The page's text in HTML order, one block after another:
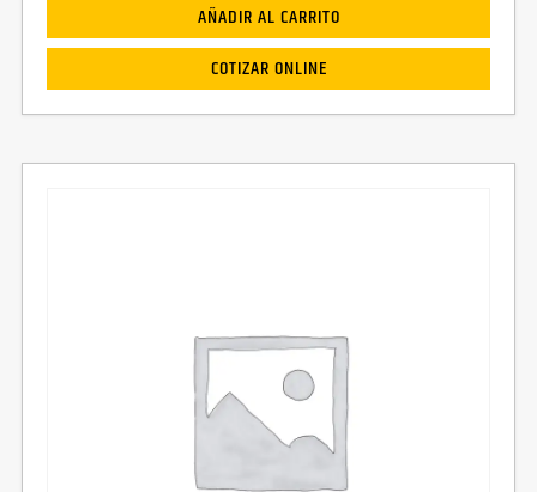
AÑADIR AL CARRITO
COTIZAR ONLINE